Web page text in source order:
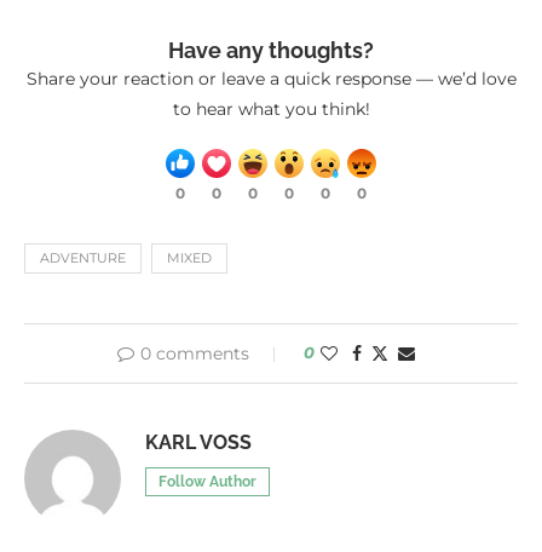
Have any thoughts?
Share your reaction or leave a quick response — we’d love
to hear what you think!
0 0 0 0 0 0
ADVENTURE MIXED
0 comments 0
KARL VOSS
Follow Author